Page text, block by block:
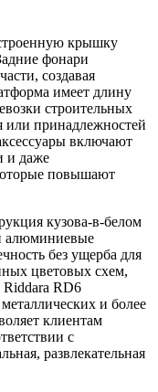
крышку
фонари
создавая
имеет длину
строительных
или принадлежностей
включают
и даже
повышают
кузова-в-белом
алюминиевые
без ущерба для
цветовых схем,
Riddara RD6
и более
клиентам
с
развлекательная